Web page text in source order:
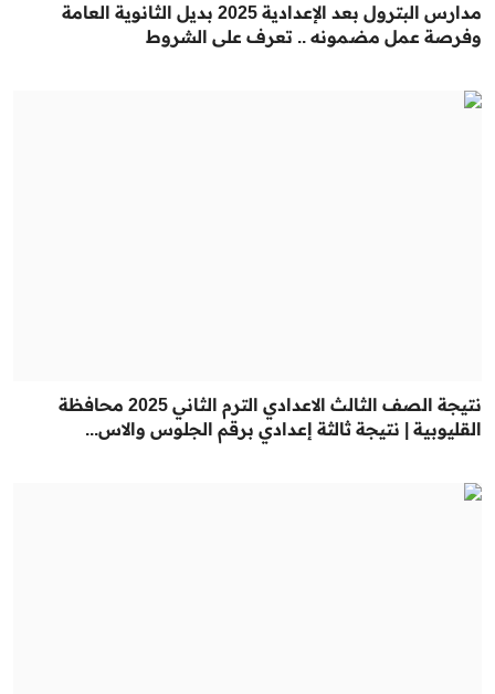
مدارس البترول بعد الإعدادية 2025 بديل الثانوية العامة
وفرصة عمل مضمونه .. تعرف على الشروط
نتيجة الصف الثالث الاعدادي الترم الثاني 2025 محافظة
القليوبية | نتيجة ثالثة إعدادي برقم الجلوس والاس...